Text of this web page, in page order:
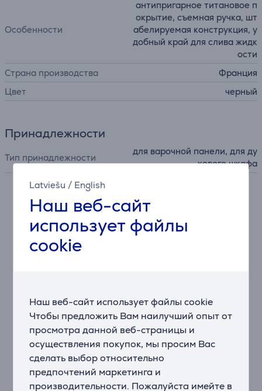
Latviešu / English
Наш веб-сайт
использует файлы
cookie
Наш веб-сайт использует файлы cookie
Чтобы предложить Вам наилучший опыт от
просмотра данной веб-страницы и
осуществления покупок, мы просим Вас
сделать выбор относительно
предпочтений маркетинга и
производительности. Пожалуйста имейте в
Особенности
антипригарное титановое п
окрытие, съемная ручка, шт
абелируемая конструкция, у
добный край для слива жидк
ости
Страна производства
Франция
Цвет
черный
Принадлежности
Тип принадлежности
для варочной панели, для ду
хового шкафа
Описание
Посуда, которая буквально готова на все
Проводите время на кухне с удовольствием! Все, что
духовке и хранить остатки еды в холодильнике, и
продуманный дизайн для компактного хранения.
Совместимость с варочными поверхностями
Совместимы со всеми типами варочных
поверхностей, включая индукционные, газовые,
электрические и керамические.